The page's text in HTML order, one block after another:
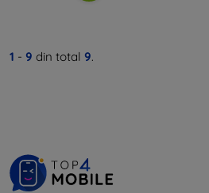
1 - 9 din total 9.